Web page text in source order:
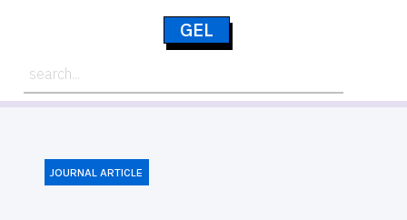
GEL
JOURNAL ARTICLE